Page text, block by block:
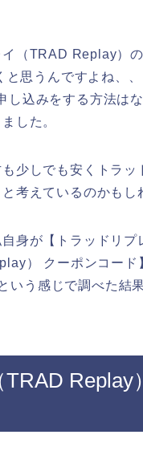
（TRAD Replay）
思うんですよね、
し込みをする方法は
した。
少しでも安くトラ
考えているのかもし
身が【トラッドリ
） クーポンコー
いう感じで調べた結